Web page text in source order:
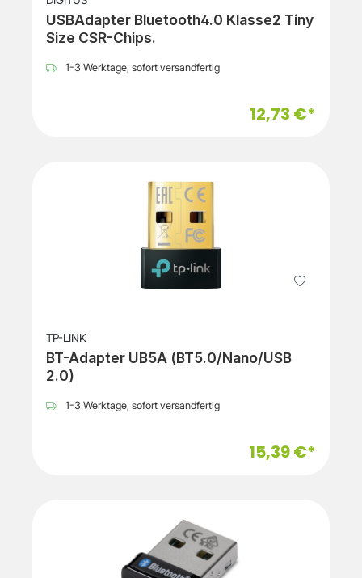
USBAdapter Bluetooth4.0 Klasse2 Tiny
Size CSR-Chips.
1-3 Werktage, sofort versandfertig
12,73 €*
TP-LINK
BT-Adapter UB5A (BT5.0/Nano/USB
2.0)
1-3 Werktage, sofort versandfertig
15,39 €*